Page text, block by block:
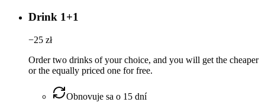
Drink 1+1
−25 zł
Order two drinks of your choice, and you will get the cheaper
or the equally priced one for free.
Obnovuje sa o 15 dní